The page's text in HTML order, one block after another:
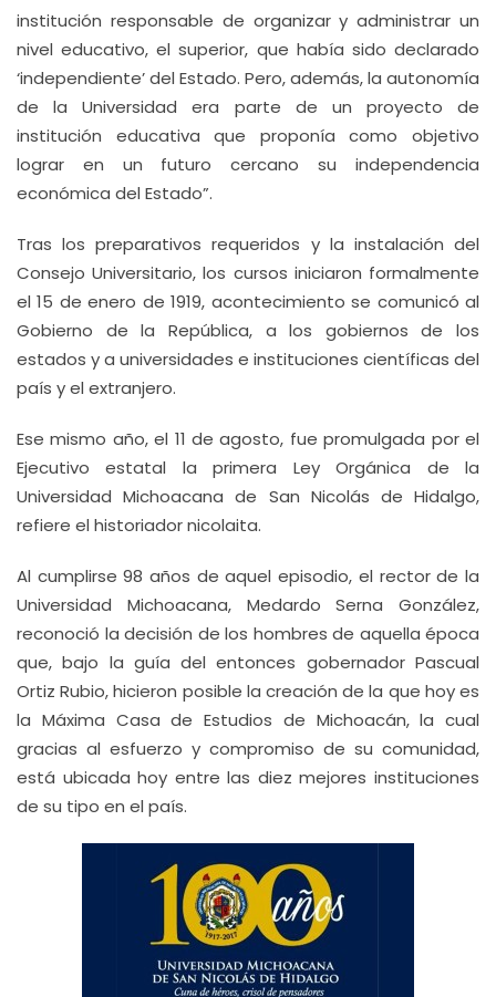
institución responsable de organizar y administrar un
nivel educativo, el superior, que había sido declarado
‘independiente’ del Estado. Pero, además, la autonomía
de la Universidad era parte de un proyecto de
institución educativa que proponía como objetivo
lograr en un futuro cercano su independencia
económica del Estado”.
Tras los preparativos requeridos y la instalación del
Consejo Universitario, los cursos iniciaron formalmente
el 15 de enero de 1919, acontecimiento se comunicó al
Gobierno de la República, a los gobiernos de los
estados y a universidades e instituciones científicas del
país y el extranjero.
Ese mismo año, el 11 de agosto, fue promulgada por el
Ejecutivo estatal la primera Ley Orgánica de la
Universidad Michoacana de San Nicolás de Hidalgo,
refiere el historiador nicolaita.
Al cumplirse 98 años de aquel episodio, el rector de la
Universidad Michoacana, Medardo Serna González,
reconoció la decisión de los hombres de aquella época
que, bajo la guía del entonces gobernador Pascual
Ortiz Rubio, hicieron posible la creación de la que hoy es
la Máxima Casa de Estudios de Michoacán, la cual
gracias al esfuerzo y compromiso de su comunidad,
está ubicada hoy entre las diez mejores instituciones
de su tipo en el país.